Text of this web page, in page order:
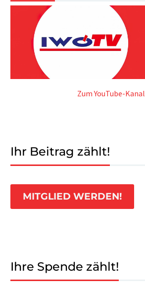
Zum YouTube-Kanal
Ihr Beitrag zählt!
MITGLIED WERDEN!
Ihre Spende zählt!